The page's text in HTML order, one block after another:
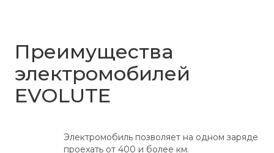
Преимущества
электромобилей
EVOLUTE
Электромобиль позволяет на одном заряде
проехать от 400 и более км.